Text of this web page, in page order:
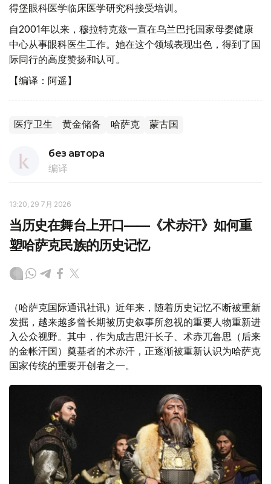
得堡眼科医学临床医学研究科接受培训。
自2001年以来，穆拉特克兹一直在乌兰巴托国家母婴健康
中心从事眼科医生工作。她在这个领域表现出色，得到了国
际同行的高度赞扬和认可。
【编译：阿遥】
医疗卫生 黄金储备 哈萨克 蒙古国
без автора
编译
13:20, 29 7月 2026
当历史在舞台上开口——《术赤汗》如何重
塑哈萨克民族的历史记忆
（哈萨克国际通讯社讯）近年来，随着历史记忆不断被重新
发掘，越来越多曾长期被历史叙事所忽视的重要人物重新进
入公众视野。其中，作为成吉思汗长子、术赤兀鲁思（后来
的金帐汗国）奠基者的术赤汗，正逐渐被重新认识为哈萨克
国家传统的重要开创者之一。